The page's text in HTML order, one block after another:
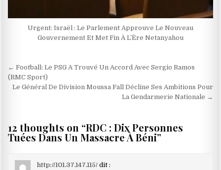
Urgent: Israël : Le Parlement Approuve Le Nouveau
Gouvernement Et Met Fin À L’Ère Netanyahou
Navigation
de
← Football: Le PSG A Trouvé Un Accord Avec Sergio Ramos
(RMC Sport)
Le Général De Division Moussa Fall Décline Ses Ambitions Pour
La Gendarmerie Nationale →
12 thoughts on “RDC : Dix Personnes
Tuées Dans Un Massacre À Béni”
http://101.37.147.115/ dit :